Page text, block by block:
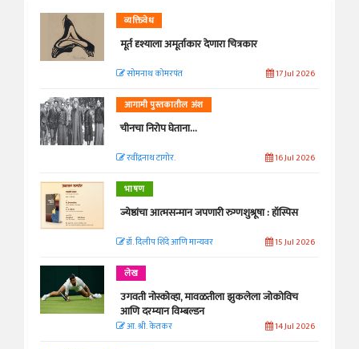
व्यक्तिवेध
मूर्त दृश्याला अमूर्ताकार देणारा चित्रकार
सोमनाथ कोमरपंत 17 Jul 2026
आगामी पुस्तकातील अंश
चीनचा निरोप घेताना...
रवींद्रनाथ टागोर. 16 Jul 2026
भाषण
ज्येष्ठांचा आत्मसन्मान जपणारी रुग्णशुश्रूषा : हॉस्पिस
डॉ. दिलीप शिंदे आणि मान्यवर 15 Jul 2026
लेख
उगवती नोस्कोव्हा, मावळतीला झुकलेला जोकोविच
आणि दरम्यान विम्बल्डन
आ. श्री. केतकर 14 Jul 2026